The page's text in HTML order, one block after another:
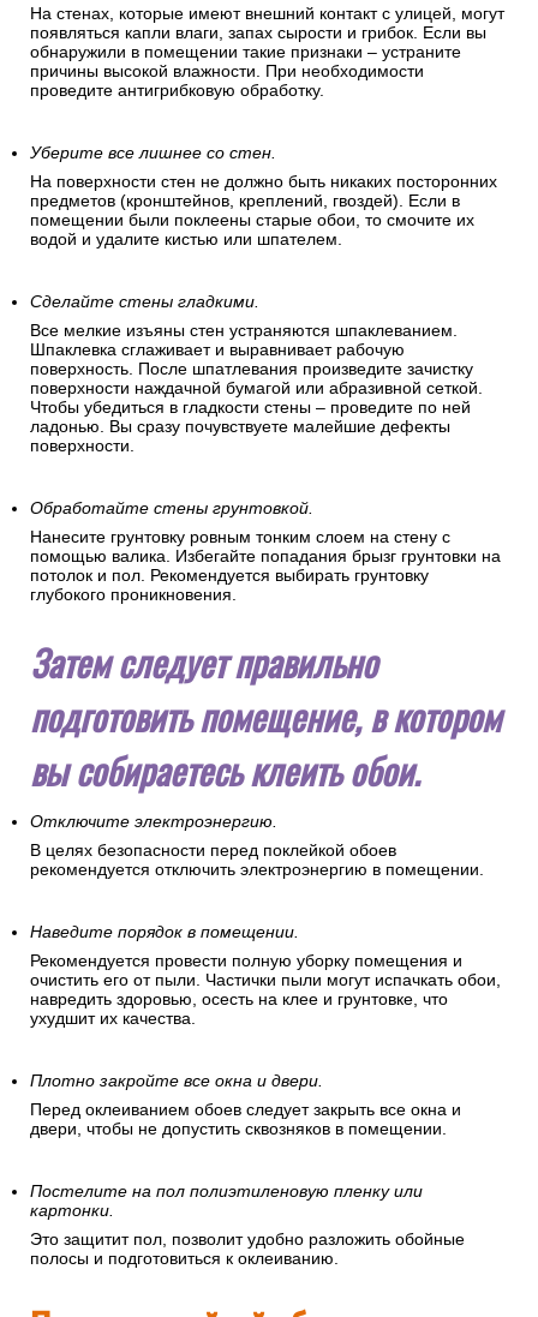
На стенах, которые имеют внешний контакт с улицей, могут
появляться капли влаги, запах сырости и грибок. Если вы
обнаружили в помещении такие признаки – устраните
причины высокой влажности. При необходимости
проведите антигрибковую обработку.
Уберите все лишнее со стен.
На поверхности стен не должно быть никаких посторонних
предметов (кронштейнов, креплений, гвоздей). Если в
помещении были поклеены старые обои, то смочите их
водой и удалите кистью или шпателем.
Сделайте стены гладкими.
Все мелкие изъяны стен устраняются шпаклеванием.
Шпаклевка сглаживает и выравнивает рабочую
поверхность. После шпатлевания произведите зачистку
поверхности наждачной бумагой или абразивной сеткой.
Чтобы убедиться в гладкости стены – проведите по ней
ладонью. Вы сразу почувствуете малейшие дефекты
поверхности.
Обработайте стены грунтовкой.
Нанесите грунтовку ровным тонким слоем на стену с
помощью валика. Избегайте попадания брызг грунтовки на
потолок и пол. Рекомендуется выбирать грунтовку
глубокого проникновения.
Затем следует правильно
подготовить помещение, в котором
вы собираетесь клеить обои.
Отключите электроэнергию.
В целях безопасности перед поклейкой обоев
рекомендуется отключить электроэнергию в помещении.
Наведите порядок в помещении.
Рекомендуется провести полную уборку помещения и
очистить его от пыли. Частички пыли могут испачкать обои,
навредить здоровью, осесть на клее и грунтовке, что
ухудшит их качества.
Плотно закройте все окна и двери.
Перед оклеиванием обоев следует закрыть все окна и
двери, чтобы не допустить сквозняков в помещении.
Постелите на пол полиэтиленовую пленку или
картонки.
Это защитит пол, позволит удобно разложить обойные
полосы и подготовиться к оклеиванию.